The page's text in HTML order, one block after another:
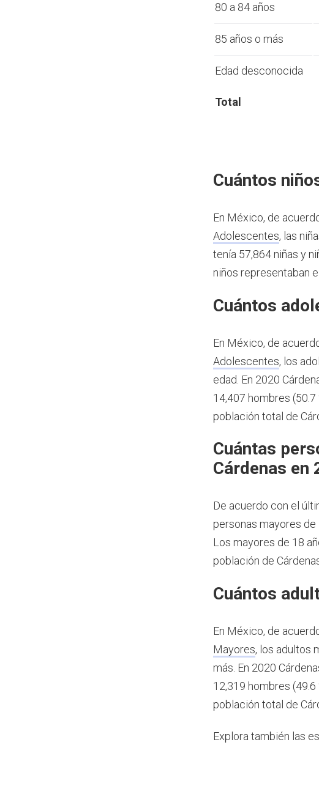
80 a 84 años
85 años o más
Edad desconocida
Total
Cuántos
En México, de
Adolescentes, las
tenía 57,864 niñas y
niños representaban
Cuántos
En México, de
Adolescentes, los
edad. En 2020
14,407 hombres
población total de
Cuántas
Cárdenas en
De acuerdo con el
personas mayores de
Los mayores de 18
población de
Cuántos
En México, de
Mayores, los adultos
más. En 2020
12,319 hombres
población total de
Explora también las